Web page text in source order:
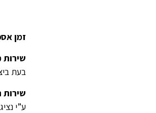
זמן
שירות
בעת
ע”י